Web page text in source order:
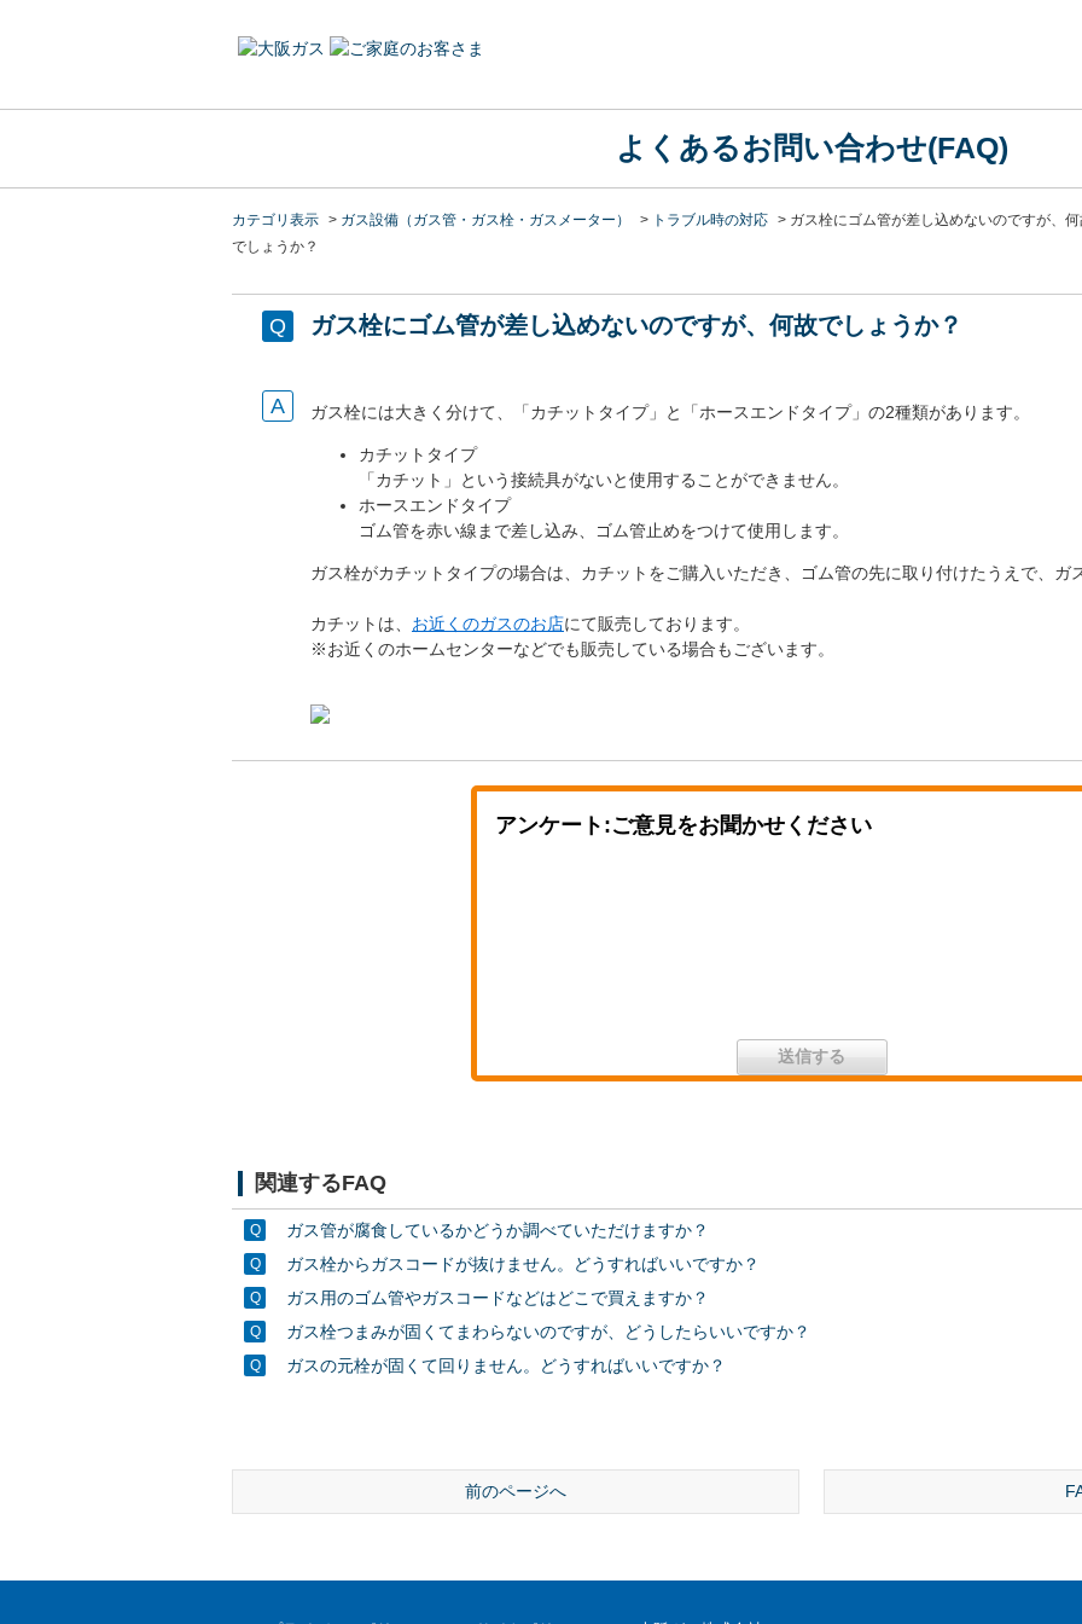
よくあるお問い合わせ(FAQ)
カテゴリ表示 > ガス設備（ガス管・ガス栓・ガスメーター） > トラブル時の対応 > ガス栓にゴム管が差し込めないのですが、
でしょうか？
ガス栓にゴム管が差し込めないのですが、何故でしょうか？
ガス栓には大きく分けて、「カチットタイプ」と「ホースエンドタイプ」の2種類があります。
カチットタイプ
「カチット」という接続具がないと使用することができません。
ホースエンドタイプ
ゴム管を赤い線まで差し込み、ゴム管止めをつけて使用します。
ガス栓がカチットタイプの場合は、カチットをご購入いただき、ゴム管の先に取り付けたうえで、ガ
カチットは、 お近くのガスのお店にて販売しております。
※お近くのホームセンターなどでも販売している場合もございます。
アンケート:ご意見をお聞かせください
関連するFAQ
ガス管が腐食しているかどうか調べていただけますか？
ガス栓からガスコードが抜けません。どうすればいいですか？
ガス用のゴム管やガスコードなどはどこで買えますか？
ガス栓つまみが固くてまわらないのですが、どうしたらいいですか？
ガスの元栓が固くて回りません。どうすればいいですか？
前のページへ